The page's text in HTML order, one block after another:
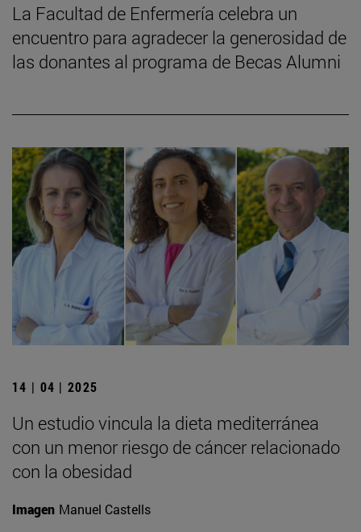
La Facultad de Enfermería celebra un
encuentro para agradecer la generosidad de
las donantes al programa de Becas Alumni
14 | 04 | 2025
Un estudio vincula la dieta mediterránea
con un menor riesgo de cáncer relacionado
con la obesidad
Imagen Manuel Castells